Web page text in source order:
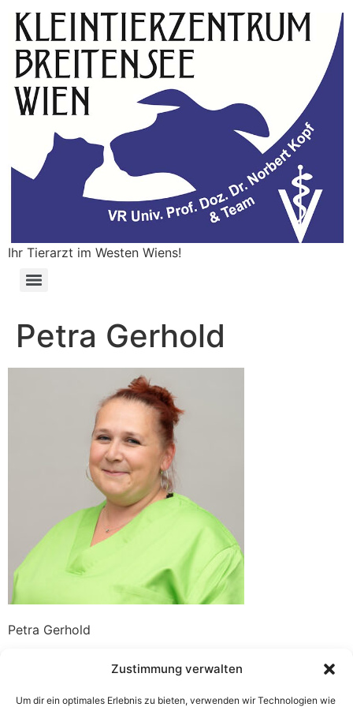
Zustimmung verwalten
Um dir ein optimales Erlebnis zu bieten, verwenden wir Technologien wie
Ihr Tierarzt im Westen Wiens!
Petra Gerhold
Petra Gerhold